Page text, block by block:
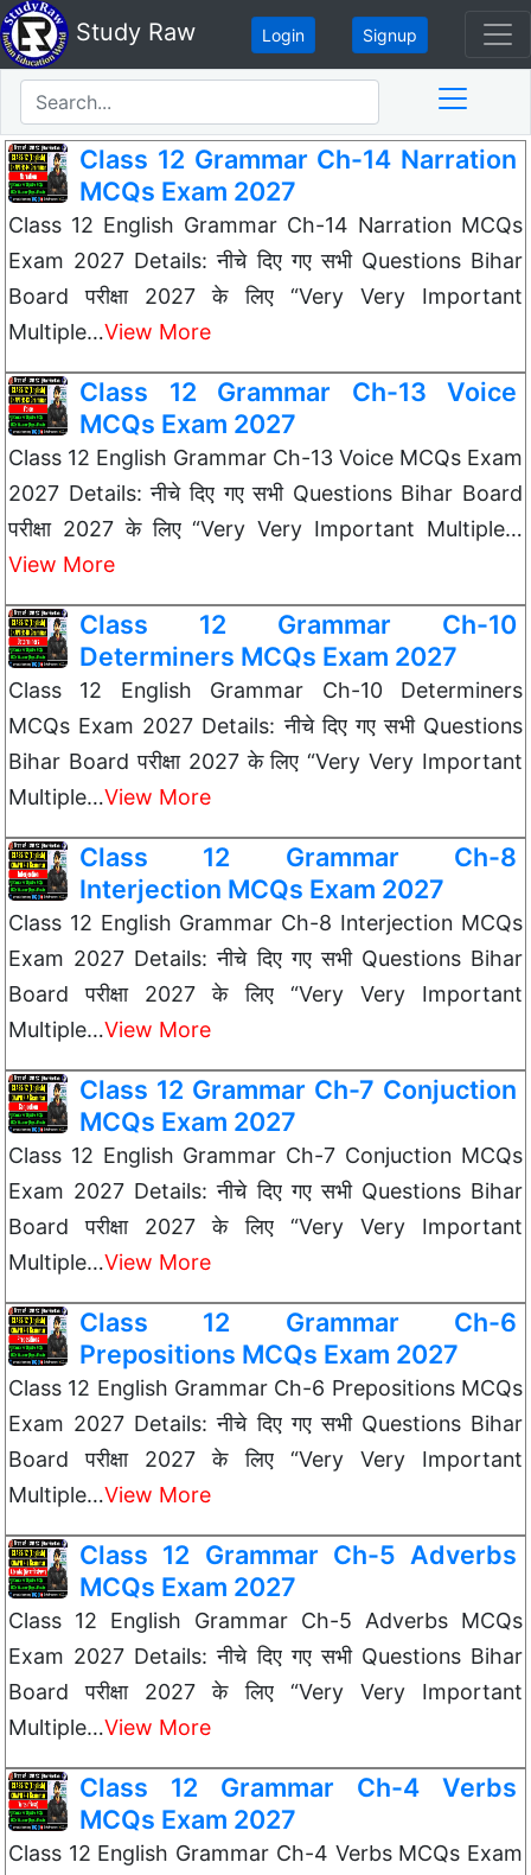
Study Raw Login Signup
Class 12 Grammar Ch-14 Narration
MCQs Exam 2027
Class 12 English Grammar Ch-14 Narration MCQs
Exam 2027 Details: नीचे दिए गए सभी Questions Bihar
Board परीक्षा 2027 के लिए “Very Very Important
Multiple…View More
Class 12 Grammar Ch-13 Voice
MCQs Exam 2027
Class 12 English Grammar Ch-13 Voice MCQs Exam
2027 Details: नीचे दिए गए सभी Questions Bihar Board
परीक्षा 2027 के लिए “Very Very Important Multiple…
View More
Class 12 Grammar Ch-10
Determiners MCQs Exam 2027
Class 12 English Grammar Ch-10 Determiners
MCQs Exam 2027 Details: नीचे दिए गए सभी Questions
Bihar Board परीक्षा 2027 के लिए “Very Very Important
Multiple…View More
Class 12 Grammar Ch-8
Interjection MCQs Exam 2027
Class 12 English Grammar Ch-8 Interjection MCQs
Exam 2027 Details: नीचे दिए गए सभी Questions Bihar
Board परीक्षा 2027 के लिए “Very Very Important
Multiple…View More
Class 12 Grammar Ch-7 Conjuction
MCQs Exam 2027
Class 12 English Grammar Ch-7 Conjuction MCQs
Exam 2027 Details: नीचे दिए गए सभी Questions Bihar
Board परीक्षा 2027 के लिए “Very Very Important
Multiple…View More
Class 12 Grammar Ch-6
Prepositions MCQs Exam 2027
Class 12 English Grammar Ch-6 Prepositions MCQs
Exam 2027 Details: नीचे दिए गए सभी Questions Bihar
Board परीक्षा 2027 के लिए “Very Very Important
Multiple…View More
Class 12 Grammar Ch-5 Adverbs
MCQs Exam 2027
Class 12 English Grammar Ch-5 Adverbs MCQs
Exam 2027 Details: नीचे दिए गए सभी Questions Bihar
Board परीक्षा 2027 के लिए “Very Very Important
Multiple…View More
Class 12 Grammar Ch-4 Verbs
MCQs Exam 2027
Class 12 English Grammar Ch-4 Verbs MCQs Exam